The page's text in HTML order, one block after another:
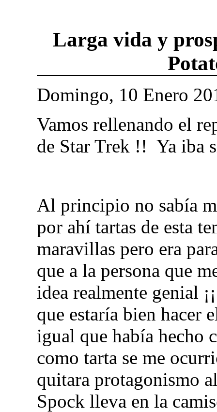
Larga vida y
Domingo, 10 Enero
Vamos rellenando el
de Star Trek !! Ya iba
Al principio no sabía
por ahí tartas de esta
maravillas pero era
que a la persona que
idea realmente genial
que estaría bien hacer
igual que había hecho
como tarta se me
quitara protagonismo
Spock lleva en la